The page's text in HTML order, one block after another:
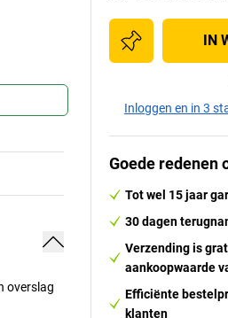
overslag
IN
Inloggen en in 3
Goede redenen
Tot wel 15 jaar
30 dagen
Verzending is
aankoopwaarde
Efficiënte
klanten